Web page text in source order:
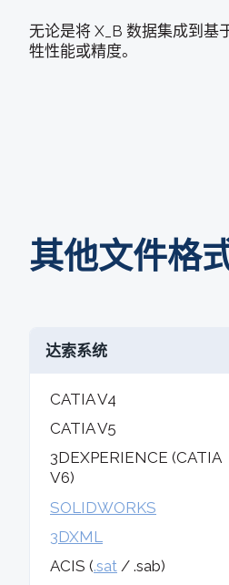
无论是将 X_B 数据集成到基
牲性能或精度。
其他文件格
达索系统
CATIA V4
CATIA V5
3DEXPERIENCE (CATIA
V6)
SOLIDWORKS
3DXML
ACIS (.sat / .sab)